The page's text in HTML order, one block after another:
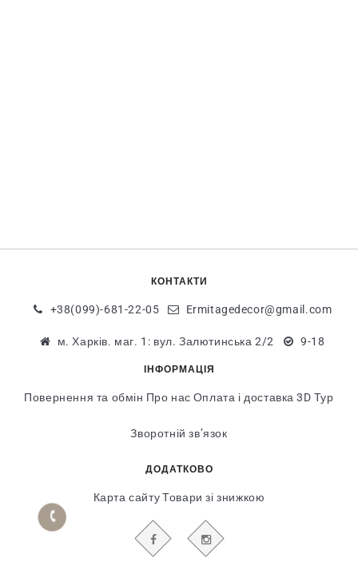
КОНТАКТИ
+38(099)-681-22-05 Ermitagedecor@gmail.com
м. Харків. маг. 1: вул. Залютинська 2/2 9-18
ІНФОРМАЦІЯ
Повернення та обмін Про нас Оплата і доставка 3D Тур
Зворотній зв’язок
ДОДАТКОВО
Карта сайту Товари зі знижкою